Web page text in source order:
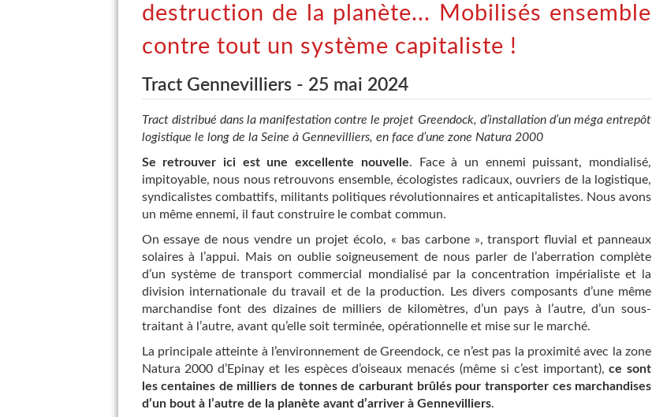
destruction de la planète... Mobilisés ensemble
contre tout un système capitaliste !
Tract Gennevilliers - 25 mai 2024
Tract distribué dans la manifestation contre le projet Greendock, d’installation d’un méga entrepôt
logistique le long de la Seine à Gennevilliers, en face d’une zone Natura 2000
Se retrouver ici est une excellente nouvelle. Face à un ennemi puissant, mondialisé,
impitoyable, nous nous retrouvons ensemble, écologistes radicaux, ouvriers de la logistique,
syndicalistes combattifs, militants politiques révolutionnaires et anticapitalistes. Nous avons
un même ennemi, il faut construire le combat commun.
On essaye de nous vendre un projet écolo, « bas carbone », transport fluvial et panneaux
solaires à l’appui. Mais on oublie soigneusement de nous parler de l’aberration complète
d’un système de transport commercial mondialisé par la concentration impérialiste et la
division internationale du travail et de la production. Les divers composants d’une même
marchandise font des dizaines de milliers de kilomètres, d’un pays à l’autre, d’un sous-
traitant à l’autre, avant qu’elle soit terminée, opérationnelle et mise sur le marché.
La principale atteinte à l’environnement de Greendock, ce n’est pas la proximité avec la zone
Natura 2000 d’Epinay et les espèces d’oiseaux menacés (même si c’est important),ce sont
les centaines de milliers de tonnes de carburant brûlés pour transporter ces marchandises
d’un bout à l’autre de la planète avant d’arriver à Gennevilliers.